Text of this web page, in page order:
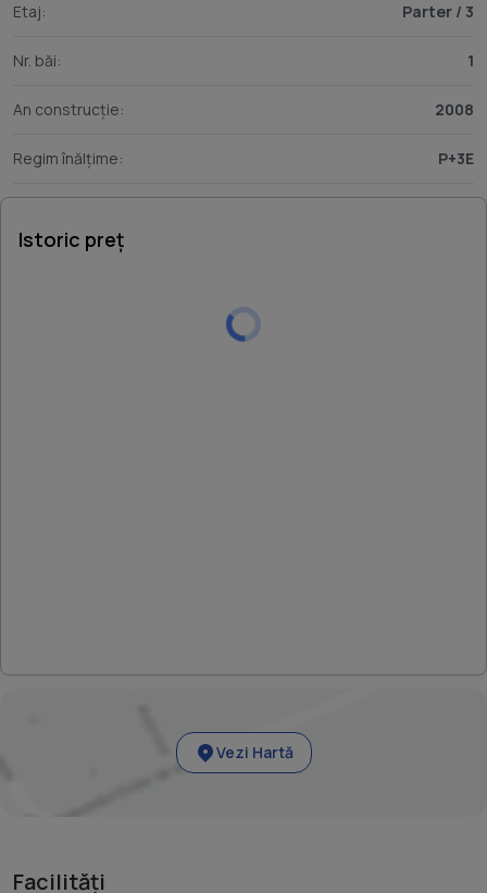
Etaj: Parter / 3
Nr. băi: 1
An construcție: 2008
Regim înălțime: P+3E
Istoric preț
Vezi Hartă
Facilități